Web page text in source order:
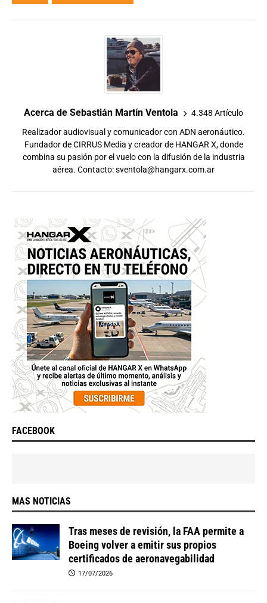
Acerca de Sebastián Martín Ventola 4.348 Artículo
Realizador audiovisual y comunicador con ADN aeronáutico.
Fundador de CIRRUS Media y creador de HANGAR X, donde
combina su pasión por el vuelo con la difusión de la industria
aérea. Contacto:sventola@hangarx.com.ar
FACEBOOK
MAS NOTICIAS
Tras meses de revisión, la FAA permite a
Boeing volver a emitir sus propios
certificados de aeronavegabilidad
17/07/2026